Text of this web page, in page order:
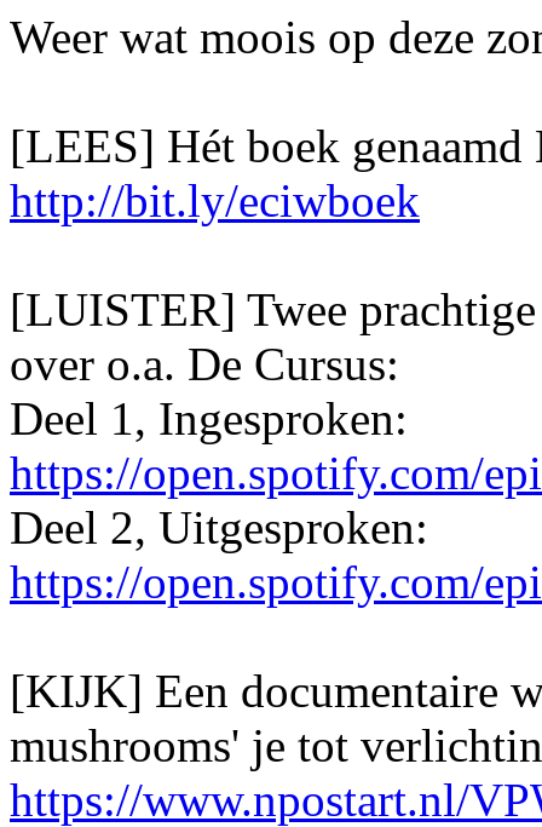
Weer wat moois op deze
[LEES] Hét boek genaamd
http://bit.ly/eciwboek
[LUISTER] Twee
over o.a. De Cursus:
Deel 1, Ingesproken:
https://open.spotify.com/
Deel 2, Uitgesproken:
https://open.spotify.com/
[KIJK] Een documentaire
mushrooms' je tot
https://www.npostart.nl/